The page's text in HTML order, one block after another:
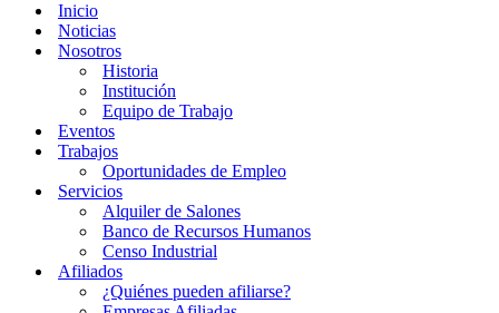
Inicio
Noticias
Nosotros
Historia
Institución
Equipo de Trabajo
Eventos
Trabajos
Oportunidades de Empleo
Servicios
Alquiler de Salones
Banco de Recursos Humanos
Censo Industrial
Afiliados
¿Quiénes pueden afiliarse?